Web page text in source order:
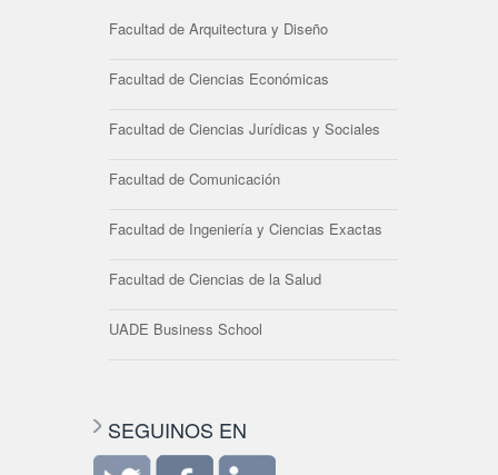
Facultad de Arquitectura y Diseño
Facultad de Ciencias Económicas
Facultad de Ciencias Jurídicas y Sociales
Facultad de Comunicación
Facultad de Ingeniería y Ciencias Exactas
Facultad de Ciencias de la Salud
UADE Business School
SEGUINOS EN